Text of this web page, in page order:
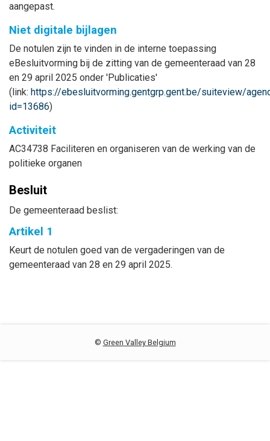
aangepast.
Niet digitale bijlagen
De notulen zijn te vinden in de interne toepassing
eBesluitvorming bij de zitting van de gemeenteraad van 28
en 29 april 2025 onder 'Publicaties'
(link: https://ebesluitvorming.gentgrp.gent.be/suiteview/
id=13686)
Activiteit
AC34738 Faciliteren en organiseren van de werking van de
politieke organen
Besluit
De gemeenteraad beslist:
Artikel 1
Keurt de notulen goed van de vergaderingen van de
gemeenteraad van 28 en 29 april 2025.
© Green Valley Belgium